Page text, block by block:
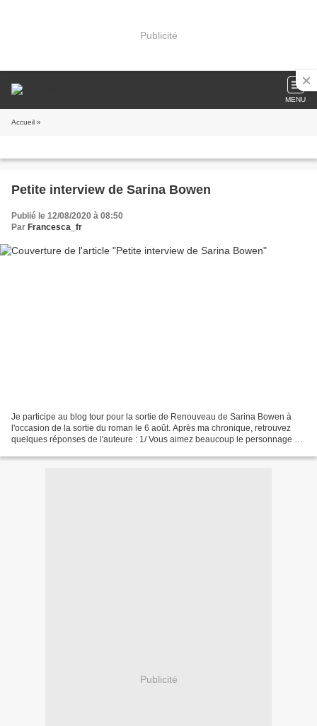
Publicité
MENU
Accueil »
Petite interview de Sarina Bowen
Publié le 12/08/2020 à 08:50
Par Francesca_fr
Je participe au blog tour pour la sortie de Renouveau de Sarina Bowen à
l'occasion de la sortie du roman le 6 août. Après ma chronique, retrouvez
quelques réponses de l'auteure : 1/ Vous aimez beaucoup le personnage de
Publicité